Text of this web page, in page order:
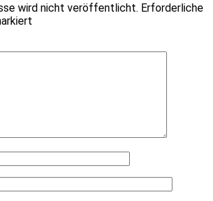
wird nicht veröffentlicht. Erforderliche